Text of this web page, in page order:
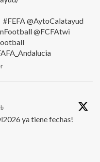
@AytoCalatayud
@FCFAtwi
ya tiene fechas!